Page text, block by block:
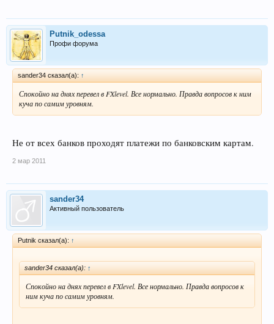
Putnik_odessa
Профи форума
sander34 сказал(а): ↑
Спокойно на днях перевел в FXlevel. Все нормально. Правда вопросов к ним
куча по самим уровням.
Не от всех банков проходят платежи по банковским картам.
2 мар 2011
sander34
Активный пользователь
Рutnik сказал(а): ↑
sander34 сказал(а): ↑
Спокойно на днях перевел в FXlevel. Все нормально. Правда вопросов к
ним куча по самим уровням.